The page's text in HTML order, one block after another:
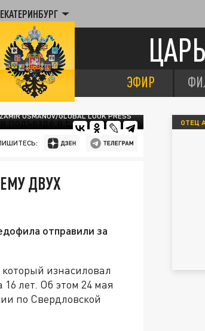
ЕКАТЕРИНБУРГ
ЭФИР
ZAMIR USMANOV/GLOBAL LOOK PRESS
ДВУХ
отправили за
изнасиловал
лет. Об этом 24 мая
по Свердловской
ОТЕЦ